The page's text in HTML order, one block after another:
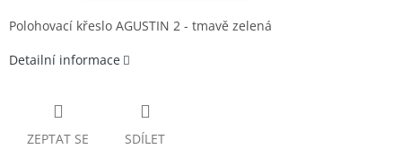
Polohovací křeslo AGUSTIN 2 - tmavě zelená
Detailní informace
ZEPTAT SE SDÍLET